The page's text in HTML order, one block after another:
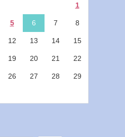
1
5 6 7 8
12 13 14 15
19 20 21 22
26 27 28 29